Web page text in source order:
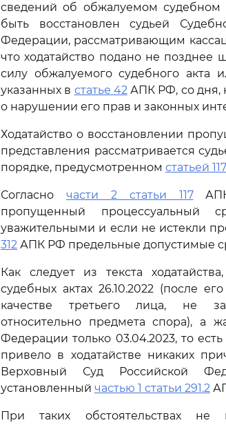
сведений об обжалуемом судебном
быть восстановлен судьей
Федерации, рассматривающим
что ходатайство подано не позднее
силу обжалуемого судебного акта
указанных в статье 42АПК РФ, со дня,
о нарушении его прав и законных
Ходатайство о восстановлении
представления рассматривается
порядке, предусмотренном статьей 117
Согласно части 2 статьи 117АПК
пропущенный процессуальный
уважительными и если не истекли
312 АПК РФ предельные допустимые
Как следует из текста
судебных актах 26.10.2022 (после
качестве третьего лица, не
относительно предмета спора), а
Федерации только 03.04.2023, то
привело в ходатайстве никаких
Верховный Суд Российской
установленный частью 1 статьи 291.2
При таких обстоятельствах не